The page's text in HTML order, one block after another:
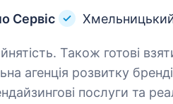
Сервіс
Також готові взяти студента.
агенція розвитку
послуги та